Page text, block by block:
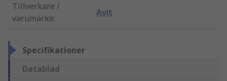
Tillverkare /
varumärke:
Avit
Specifikationer
Datablad